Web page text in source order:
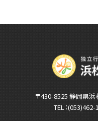
〒430-8525 静岡県浜
TEL：(053)462-